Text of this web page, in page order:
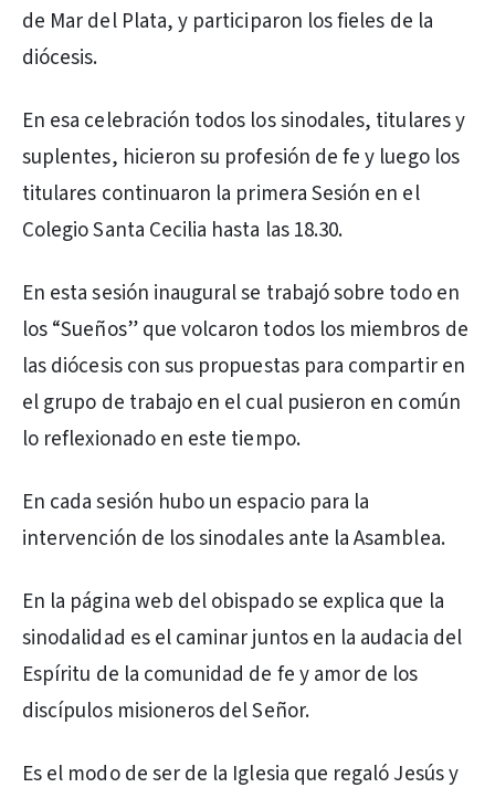
de Mar del Plata, y participaron los fieles de la
diócesis.
En esa celebración todos los sinodales, titulares y
suplentes, hicieron su profesión de fe y luego los
titulares continuaron la primera Sesión en el
Colegio Santa Cecilia hasta las 18.30.
En esta sesión inaugural se trabajó sobre todo en
los “Sueños” que volcaron todos los miembros de
las diócesis con sus propuestas para compartir en
el grupo de trabajo en el cual pusieron en común
lo reflexionado en este tiempo.
En cada sesión hubo un espacio para la
intervención de los sinodales ante la Asamblea.
En la página web del obispado se explica que la
sinodalidad es el caminar juntos en la audacia del
Espíritu de la comunidad de fe y amor de los
discípulos misioneros del Señor.
Es el modo de ser de la Iglesia que regaló Jesús y